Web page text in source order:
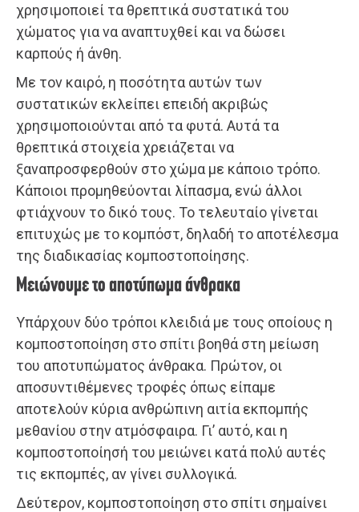
χρησιμοποιεί τα θρεπτικά συστατικά του
χώματος για να αναπτυχθεί και να δώσει
καρπούς ή άνθη.
Με τον καιρό, η ποσότητα αυτών των
συστατικών εκλείπει επειδή ακριβώς
χρησιμοποιούνται από τα φυτά. Αυτά τα
θρεπτικά στοιχεία χρειάζεται να
ξαναπροσφερθούν στο χώμα με κάποιο τρόπο.
Κάποιοι προμηθεύονται λίπασμα, ενώ άλλοι
φτιάχνουν το δικό τους. Το τελευταίο γίνεται
επιτυχώς με το κομπόστ, δηλαδή το αποτέλεσμα
της διαδικασίας κομποστοποίησης.
Μειώνουμε το αποτύπωμα άνθρακα
Υπάρχουν δύο τρόποι κλειδιά με τους οποίους η
κομποστοποίηση στο σπίτι βοηθά στη μείωση
του αποτυπώματος άνθρακα. Πρώτον, οι
αποσυντιθέμενες τροφές όπως είπαμε
αποτελούν κύρια ανθρώπινη αιτία εκπομπής
μεθανίου στην ατμόσφαιρα. Γι’ αυτό, και η
κομποστοποίησή του μειώνει κατά πολύ αυτές
τις εκπομπές, αν γίνει συλλογικά.
Δεύτερον, κομποστοποίηση στο σπίτι σημαίνει